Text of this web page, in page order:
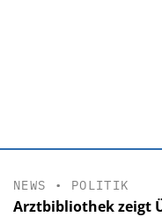
NEWS • POLITIK
Arztbibliothek zeigt